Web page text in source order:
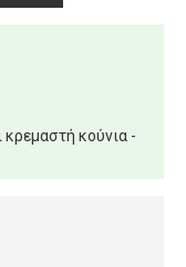
κούνια -